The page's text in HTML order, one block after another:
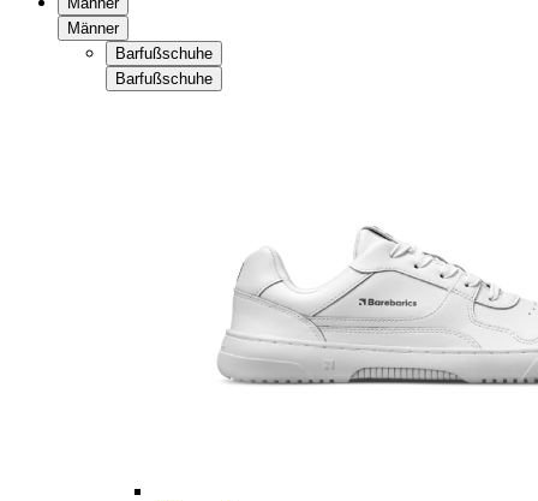
Männer
Barfußschuhe
Barfußschuhe